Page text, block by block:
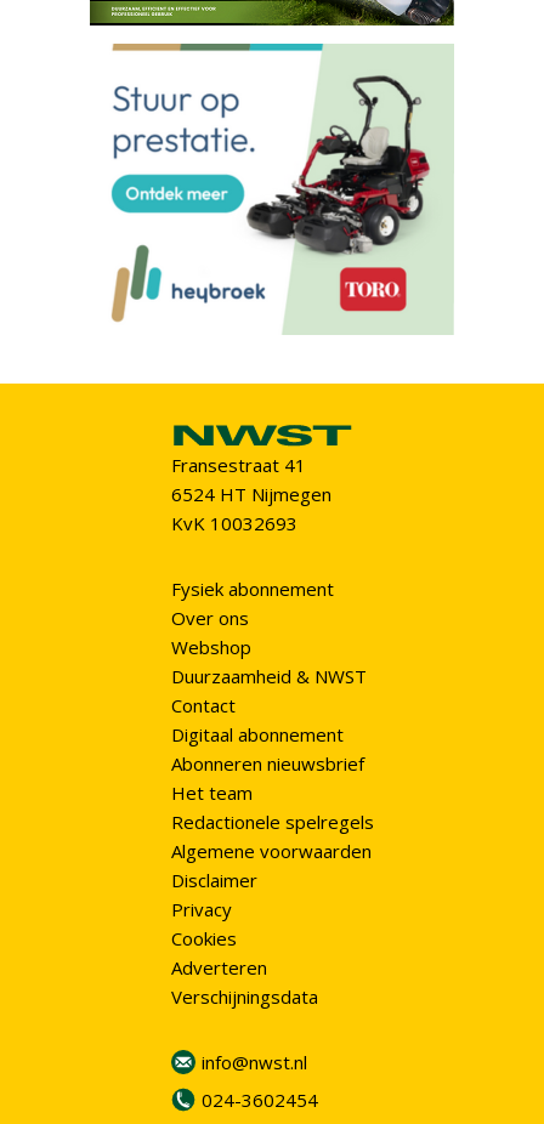
Fransestraat 41
6524 HT Nijmegen
KvK 10032693
Fysiek abonnement
Over ons
Webshop
Duurzaamheid & NWST
Contact
Digitaal abonnement
Abonneren nieuwsbrief
Het team
Redactionele spelregels
Algemene voorwaarden
Disclaimer
Privacy
Cookies
Adverteren
Verschijningsdata
info@nwst.nl
024-3602454